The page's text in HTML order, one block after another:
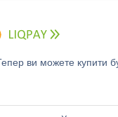
ви можете купити